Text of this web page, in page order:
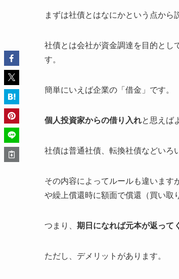
まずは社債とはなにかという点から
社債とは会社が資金調達を目的とし
す。
簡単にいえば企業の「借金」です。
個人投資家からの借り入れと思えば
社債は普通社債、転換社債などいろ
その内容によってルールも違います
や繰上償還時に額面で償還（買い取
つまり、 期日になれば元本が返って
ただし、デメリットがあります。